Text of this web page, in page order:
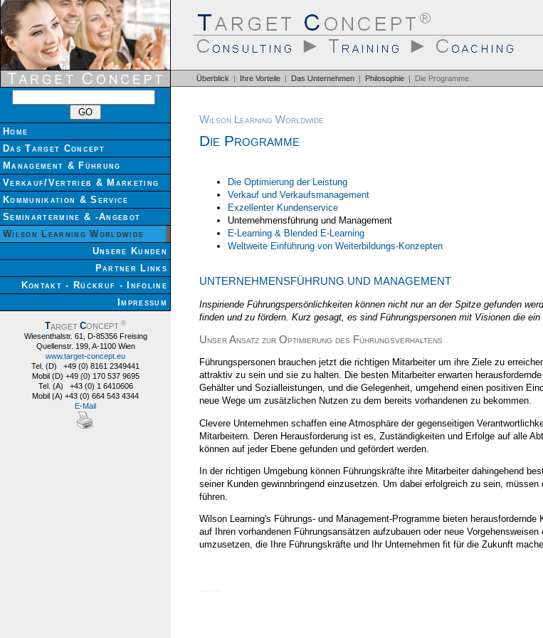
Wilson Learning Worldwide
Die Programme
Die Optimierung der Leistung
Verkauf und Verkaufsmanagement
Exzellenter Kundenservice
Unternehmensführung und Management
E-Learning & Blended E-Learning
Weltweite Einführung von Weiterbildungs-Konzepten
UNTERNEHMENSFÜHRUNG UND MANAGEMENT
Inspiriende Führungspersönlichkeiten können nicht nur an der Spitze gefunden
finden und zu fördern. Kurz gesagt, es sind Führungspersonen mit Visionen die ein
Unser Ansatz zur Optimierung des Führungsverhaltens
Führungspersonen brauchen jetzt die richtigen Mitarbeiter um ihre Ziele zu
attraktiv zu sein und sie zu halten. Die besten Mitarbeiter erwarten
Gehälter und Sozialleistungen, und die Gelegenheit, umgehend einen positiven
neue Wege um zusätzlichen Nutzen zu dem bereits vorhandenen zu bekommen.
Clevere Unternehmen schaffen eine Atmosphäre der gegenseitigen
Mitarbeitern. Deren Herausforderung ist es, Zuständigkeiten und Erfolge auf alle
können auf jeder Ebene gefunden und gefördert werden.
In der richtigen Umgebung können Führungskräfte ihre Mitarbeiter dahingehend
seiner Kunden gewinnbringend einzusetzen. Um dabei erfolgreich zu sein,
führen.
Wilson Learning's Führungs- und Management-Programme bieten
auf Ihren vorhandenen Führungsansätzen aufzubauen oder neue
umzusetzen, die Ihre Führungskräfte und Ihr Unternehmen fit für die Zukunft
Überblick | Ihre Vorteile | Das Unternehmen | Philosophie | Die Programme
Home
Das Target Concept
Management & Führung
Verkauf/Vertrieb & Marketing
Kommunikation & Service
Seminartermine & -Angebot
Wilson Learning Worldwide
Unsere Kunden
Partner Links
Kontakt - Rückruf - Infoline
Impressum
TARGET CONCEPT ®
Wiesenthalstr. 61, D-85356 Freising
Quellenstr. 199, A-1100 Wien
www.target-concept.eu
Tel. (D) +49 (0) 8161 2349441
Mobil (D) +49 (0) 170 537 9695
Tel. (A) +43 (0) 1 6410606
Mobil (A) +43 (0) 664 543 4344
E-Mail